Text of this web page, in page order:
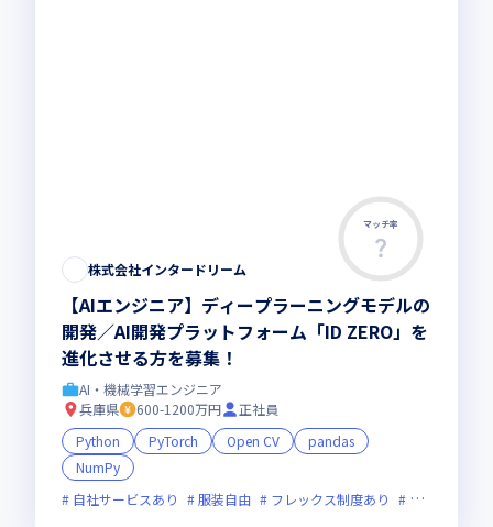
マッチ率
株式会社インタードリーム
【AIエンジニア】ディープラーニングモデルの
開発／AI開発プラットフォーム「ID ZERO」を
進化させる方を募集！
AI・機械学習エンジニア
兵庫県
600-1200万円
正社員
Python
PyTorch Open CV
pandas
NumPy
自社サービスあり
服装自由 フレックス制度あり 新技術に積極